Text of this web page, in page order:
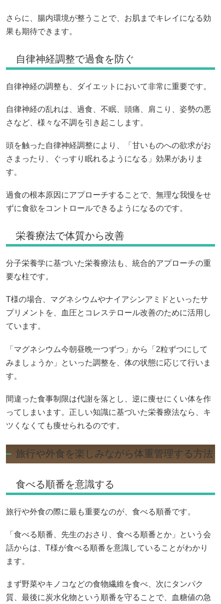
さらに、腸内環境が整うことで、お肌までキレイになる効
果も期待できます。
自律神経調整で過食を防ぐ
自律神経の調整も、ダイエットにおいて非常に重要です。
自律神経の乱れは、過食、不眠、頭痛、肩こり、姿勢の悪
さなど、様々な不調を引き起こします。
頭を触った自律神経調整により、「甘いものへの欲求がお
さまったり、ぐっすり眠れるようになる」効果がありま
す。
過食の根本原因にアプローチすることで、無理な我慢をせ
ずに食欲をコントロールできるようになるのです。
栄養療法で体質から改善
分子栄養学に基づいた栄養療法も、統合的アプローチの重
要な柱です。
T様の場合、マグネシウムやナイアシンアミドといったサ
プリメントを、血圧とコレステロール改善のために活用し
ています。
「マグネシウム今朝昼晩一つずつ」から「2粒ずつにして
みましょうか」といった調整を、体の状態に応じて行いま
す。
間違った食事制限は代謝を落とし、逆に痩せにくい体を作
ってしまいます。正しい知識に基づいた栄養療法なら、キ
ツくなくても痩せられるのです。
旅行や外食を楽しみながら体重管理する方法
食べる順番を意識する
旅行や外食の際に最も重要なのが、食べる順番です。
「食べる順番、先生のおさり、食べる順番とか」という会
話からは、T様が食べる順番を意識していることがわかり
ます。
まず野菜やキノコなどの食物繊維を食べ、次にタンパク
質、最後に炭水化物という順番を守ることで、血糖値の急